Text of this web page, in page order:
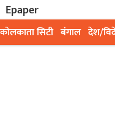
Epaper
कोलकाता सिटी बंगाल देश/